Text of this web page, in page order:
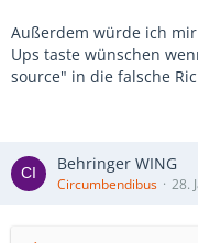
Außerdem würde ich
Ups taste wünschen
source" in die falsche
Behringer WING
Circumbendibus 28.